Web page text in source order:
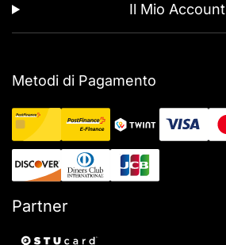
Il Mio Account
Metodi di Pagamento
Partner